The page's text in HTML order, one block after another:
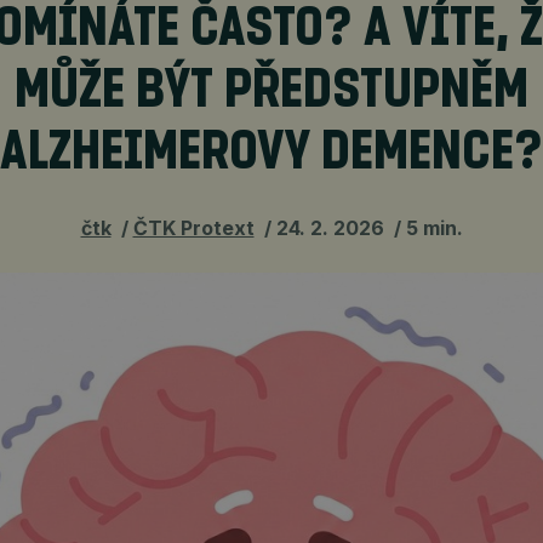
ČASTO? A VÍTE,
MŮŽE BÝT PŘEDSTUPNĚM
ALZHEIMEROVY DEMENCE?
čtk ČTK Protext 24. 2. 2026 5 min.